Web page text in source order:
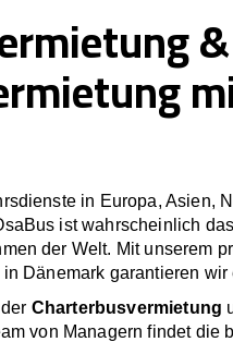
&
in Europa, Asien,
ist wahrscheinlich
der Welt. Mit unserem
Dänemark garantieren
Charterbusvermietung
von Managern findet die